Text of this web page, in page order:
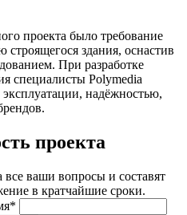
проекта было требование
строящегося здания, оснастив
При разработке
специалисты Polymedia
эксплуатации, надёжностью,
проекта
ваши вопросы и составят
в кратчайшие сроки.